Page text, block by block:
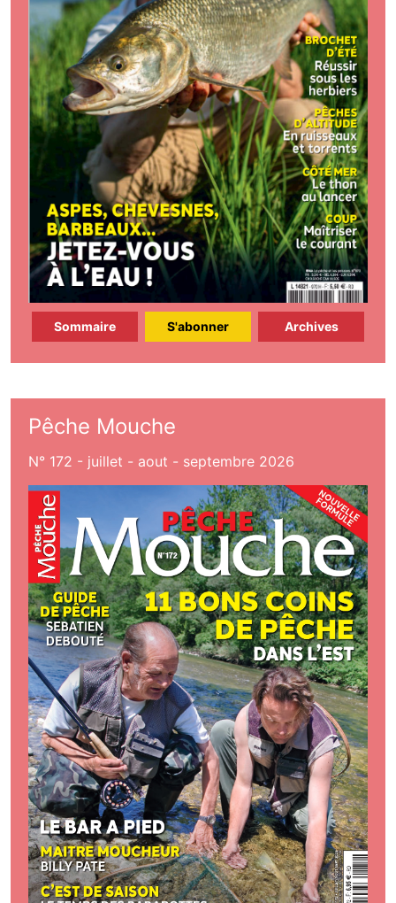
Sommaire S'abonner Archives
Pêche Mouche
N° 172 - juillet - aout - septembre 2026